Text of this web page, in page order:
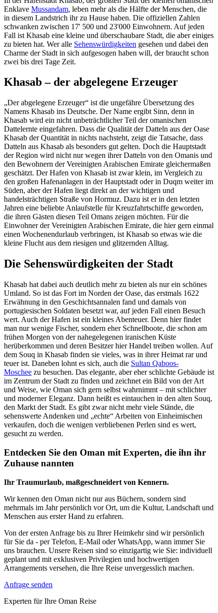
Enklave Mussandam, leben mehr als die Hälfte der Menschen, die
in diesem Landstrich ihr zu Hause haben. Die offiziellen Zahlen
schwanken zwischen 17' 500 und 23'000 Einwohnern. Auf jeden
Fall ist Khasab eine kleine und überschaubare Stadt, die aber einiges
zu bieten hat. Wer alle Sehenswürdigkeiten gesehen und dabei den
Charme der Stadt in sich aufgesogen haben will, der braucht schon
zwei bis drei Tage Zeit.
Khasab – der abgelegene Erzeuger
„Der abgelegene Erzeuger“ ist die ungefähre Übersetzung des
Namens Khasab ins Deutsche. Der Name ergibt Sinn, denn in
Khasab wird ein nicht unbeträchtlicher Teil der omanischen
Dattelernte eingefahren. Dass die Qualität der Datteln aus der Oase
Khasab der Quantität in nichts nachsteht, zeigt die Tatsache, dass
Datteln aus Khasab als besonders gut gelten. Doch die Hauptstadt
der Region wird nicht nur wegen ihrer Datteln von den Omanis und
den Bewohnern der Vereinigten Arabischen Emirate gleichermaßen
geschätzt. Der Hafen von Khasab ist zwar klein, im Vergleich zu
den großen Hafenanlagen in der Hauptstadt oder in Duqm weiter im
Süden, aber der Hafen liegt direkt an der wichtigen und
handelsträchtigen Straße von Hormuz. Dazu ist er in den letzten
Jahren eine beliebte Anlaufstelle für Kreuzfahrtschiffe geworden,
die ihren Gästen diesen Teil Omans zeigen möchten. Für die
Einwohner der Vereinigten Arabischen Emirate, die hier gern einmal
einen Wochenendurlaub verbringen, ist Khasab so etwas wie die
kleine Flucht aus dem riesigen und glitzernden Alltag.
Die Sehenswürdigkeiten der Stadt
Khasab hat dabei auch deutlich mehr zu bieten als nur ein schönes
Umland. So ist das Fort im Norden der Oase, das erstmals 1622
Erwähnung in den Geschichtsannalen fand und damals von
portugiesischen Soldaten besetzt war, auf jeden Fall einen Besuch
wert. Auch der Hafen ist ein kleines Abenteuer. Denn hier findet
man nur wenige Fischer, sondern eher Schnellboote, die schon am
frühen Morgen von der nahegelegenen iranischen Küste
herüberkommen und deren Besitzer hier Handel treiben wollen. Auf
dem Souq in Khasab finden sie vieles, was in ihrer Heimat rar und
teuer ist. Daneben lohnt es sich, auch die Sultan Qaboos-
Moschee zu besuchen. Das elegante, aber eher schlichte Gebäude ist
im Zentrum der Stadt zu finden und zeichnet ein Bild von der Art
und Weise, wie Oman sich gern selbst wahrnimmt – mit schlichter
und moderner Eleganz. Dann heißt es eintauchen in den alten Souq,
den Markt der Stadt. Es gibt zwar nicht mehr viele Stände, die
sehenswerte Andenken und „echte“ Arbeiten von Einheimischen
verkaufen, doch die wenigen verbliebenen Perlen sind es wert,
gesucht zu werden.
Entdecken Sie den Oman mit Experten, die ihn ihr
Zuhause nannten
Ihr Traumurlaub, maßgeschneidert von Kennern.
Wir kennen den Oman nicht nur aus Büchern, sondern sind
mehrmals im Jahr persönlich vor Ort, um die Kultur, Landschaft und
Menschen aus erster Hand zu erfahren.
Von der ersten Anfrage bis zu Ihrer Heimkehr sind wir persönlich
für Sie da - per Telefon, E-Mail oder WhatsApp, wann immer Sie
uns brauchen. Unsere Reisen sind so einzigartig wie Sie: individuell
geplant und mit exklusiven Privilegien und hochwertigen
Arrangements versehen, die Ihre Reise unvergesslich machen.
Anfrage senden
Experten für Ihre Oman Reise